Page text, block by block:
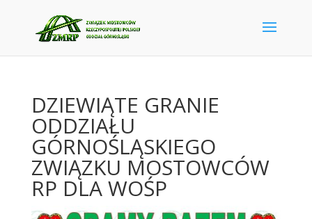
DZIEWIĄTE GRANIE
ODDZIAŁU
GÓRNOŚLĄSKIEGO
ZWIĄZKU MOSTOWCÓW
RP DLA WOŚP